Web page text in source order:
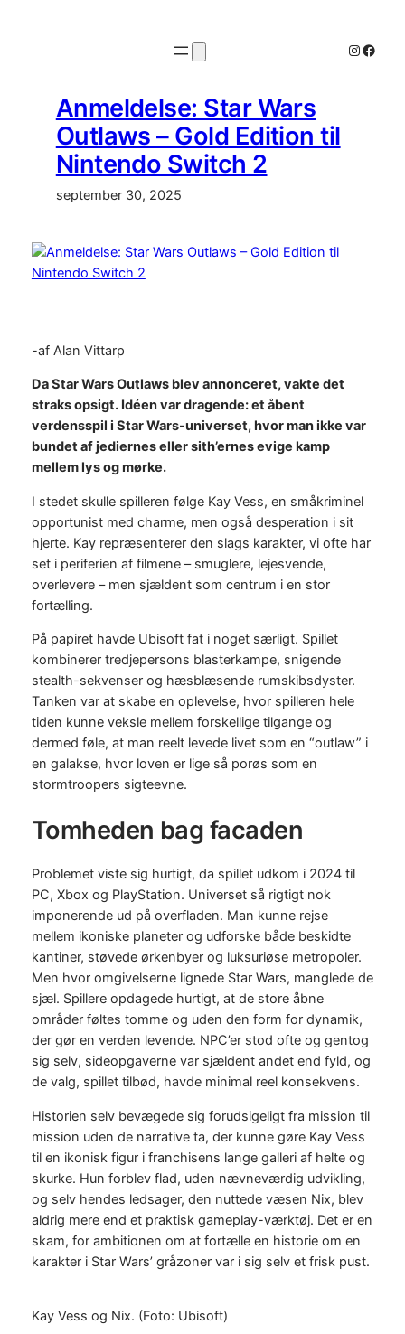
Anmeldelse: Star Wars
Outlaws – Gold Edition til
Nintendo Switch 2
september 30, 2025
-af Alan Vittarp
Da Star Wars Outlaws blev annonceret, vakte det
straks opsigt. Idéen var dragende: et åbent
verdensspil i Star Wars-universet, hvor man ikke var
bundet af jediernes eller sith’ernes evige kamp
mellem lys og mørke.
I stedet skulle spilleren følge Kay Vess, en småkriminel
opportunist med charme, men også desperation i sit
hjerte. Kay repræsenterer den slags karakter, vi ofte har
set i periferien af filmene – smuglere, lejesvende,
overlevere – men sjældent som centrum i en stor
fortælling.
På papiret havde Ubisoft fat i noget særligt. Spillet
kombinerer tredjepersons blasterkampe, snigende
stealth-sekvenser og hæsblæsende rumskibsdyster.
Tanken var at skabe en oplevelse, hvor spilleren hele
tiden kunne veksle mellem forskellige tilgange og
dermed føle, at man reelt levede livet som en “outlaw” i
en galakse, hvor loven er lige så porøs som en
stormtroopers sigteevne.
Tomheden bag facaden
Problemet viste sig hurtigt, da spillet udkom i 2024 til
PC, Xbox og PlayStation. Universet så rigtigt nok
imponerende ud på overfladen. Man kunne rejse
mellem ikoniske planeter og udforske både beskidte
kantiner, støvede ørkenbyer og luksuriøse metropoler.
Men hvor omgivelserne lignede Star Wars, manglede de
sjæl. Spillere opdagede hurtigt, at de store åbne
områder føltes tomme og uden den form for dynamik,
der gør en verden levende. NPC’er stod ofte og gentog
sig selv, sideopgaverne var sjældent andet end fyld, og
de valg, spillet tilbød, havde minimal reel konsekvens.
Historien selv bevægede sig forudsigeligt fra mission til
mission uden de narrative ta, der kunne gøre Kay Vess
til en ikonisk figur i franchisens lange galleri af helte og
skurke. Hun forblev flad, uden nævneværdig udvikling,
og selv hendes ledsager, den nuttede væsen Nix, blev
aldrig mere end et praktisk gameplay-værktøj. Det er en
skam, for ambitionen om at fortælle en historie om en
karakter i Star Wars’ gråzoner var i sig selv et frisk pust.
Kay Vess og Nix. (Foto: Ubisoft)